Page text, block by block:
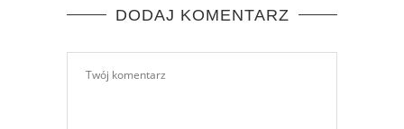
DODAJ KOMENTARZ